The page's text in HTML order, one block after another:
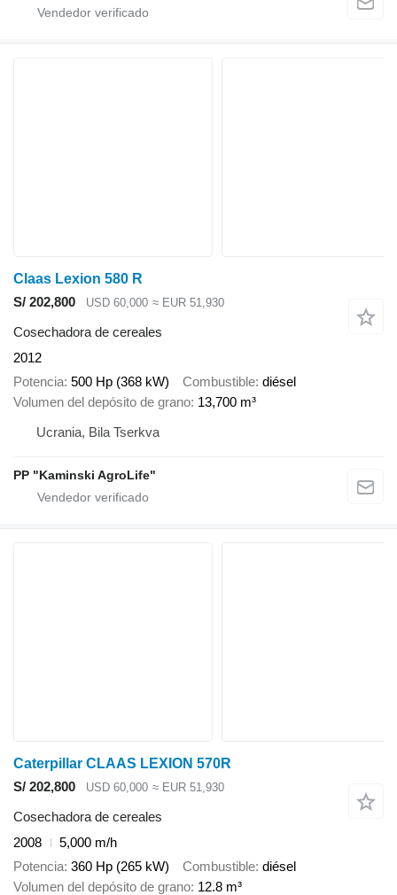
Claas Lexion 580 R
S/ 202,800
USD 60,000 ≈ EUR 51,930
Cosechadora de cereales
2012
Potencia 500 Hp (368 kW) Combustible diésel
Volumen del depósito de grano 13,700 m³
Ucrania, Bila Tserkva
PP "Kaminski AgroLife"
Caterpillar CLAAS LEXION 570R
S/ 202,800
USD 60,000 ≈ EUR 51,930
Cosechadora de cereales
2008
5,000 m/h
Potencia 360 Hp (265 kW) Combustible diésel
Volumen del depósito de grano 12.8 m³